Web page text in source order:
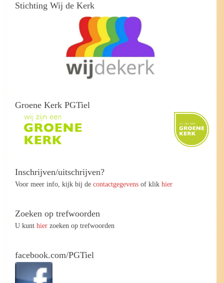
Stichting Wij de Kerk
Groene Kerk PGTiel
Inschrijven/uitschrijven?
Voor meer info, kijk bij de contactgegevens of klik hier
Zoeken op trefwoorden
U kunt hier zoeken op trefwoorden
facebook.com/PGTiel